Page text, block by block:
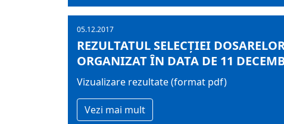
05.12.2017
REZULTATUL SELECŢIEI
ORGANIZAT ÎN DATA DE 11
Vizualizare rezultate (format pdf)
Vezi mai mult